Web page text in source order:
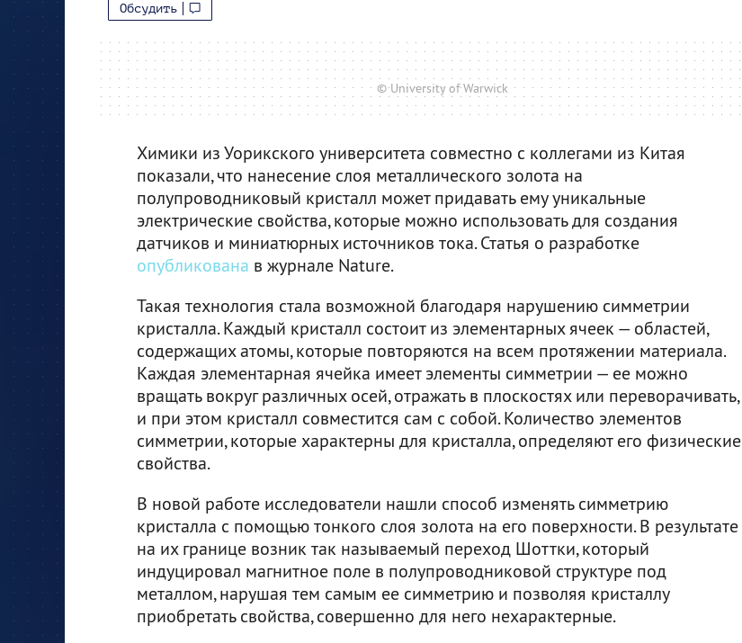
Обсудить
© University of Warwick
Химики из Уорикского университета совместно с коллегами из Китая
показали, что нанесение слоя металлического золота на
полупроводниковый кристалл может придавать ему уникальные
электрические свойства, которые можно использовать для создания
датчиков и миниатюрных источников тока. Статья о разработке
опубликована в журнале Nature.
Такая технология стала возможной благодаря нарушению симметрии
кристалла. Каждый кристалл состоит из элементарных ячеек — областей,
содержащих атомы, которые повторяются на всем протяжении материала.
Каждая элементарная ячейка имеет элементы симметрии — ее можно
вращать вокруг различных осей, отражать в плоскостях или переворачивать,
и при этом кристалл совместится сам с собой. Количество элементов
симметрии, которые характерны для кристалла, определяют его физические
свойства.
В новой работе исследователи нашли способ изменять симметрию
кристалла с помощью тонкого слоя золота на его поверхности. В результате
на их границе возник так называемый переход Шоттки, который
индуцировал магнитное поле в полупроводниковой структуре под
металлом, нарушая тем самым ее симметрию и позволяя кристаллу
приобретать свойства, совершенно для него нехарактерные.